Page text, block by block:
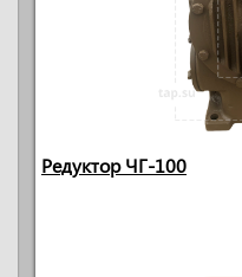
Редуктор ЧГ-100